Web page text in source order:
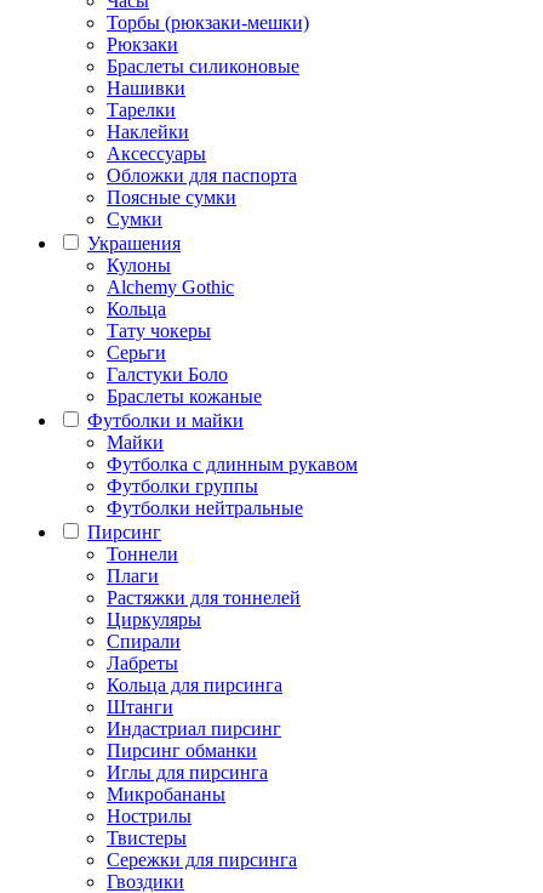
Торбы (рюкзаки-мешки)
Рюкзаки
Браслеты силиконовые
Нашивки
Тарелки
Наклейки
Аксессуары
Обложки для паспорта
Поясные сумки
Сумки
Украшения
Кулоны
Alchemy Gothic
Кольца
Тату чокеры
Серьги
Галстуки Боло
Браслеты кожаные
Футболки и майки
Майки
Футболка с длинным рукавом
Футболки группы
Футболки нейтральные
Пирсинг
Тоннели
Плаги
Растяжки для тоннелей
Циркуляры
Спирали
Лабреты
Кольца для пирсинга
Штанги
Индастриал пирсинг
Пирсинг обманки
Иглы для пирсинга
Микробананы
Нострилы
Твистеры
Сережки для пирсинга
Гвоздики